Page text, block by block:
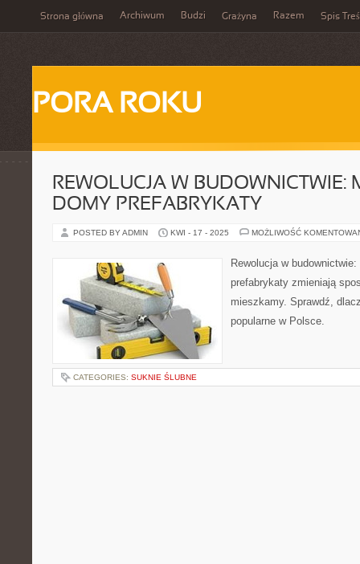
Strona główna Archiwum Budzi Grażyna Razem Spis
PORA ROKU
REWOLUCJA W BUDOWNICTWIE:
DOMY PREFABRYKATY
POSTED BY ADMIN KWI - 17 - 2025 MOŻLIWOŚĆ
Rewolucja w budownictwie:
prefabrykaty zmieniają
mieszkamy. Sprawdź,
popularne w Polsce.
CATEGORIES: SUKNIE ŚLUBNE